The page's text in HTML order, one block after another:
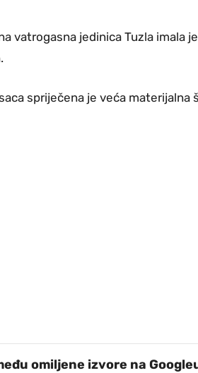
vatrogasna jedinica Tuzla imala
spriječena je veća materijalna
omiljene izvore na